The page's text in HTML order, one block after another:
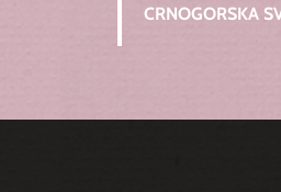
CRNOGORSKA